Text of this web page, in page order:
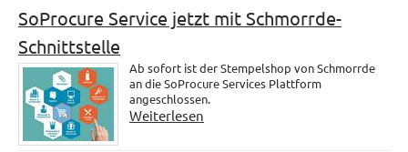
SoProcure Service jetzt mit Schmorrde-
Schnittstelle
Ab sofort ist der Stempelshop von Schmorrde
an die SoProcure Services Plattform
angeschlossen.
Weiterlesen